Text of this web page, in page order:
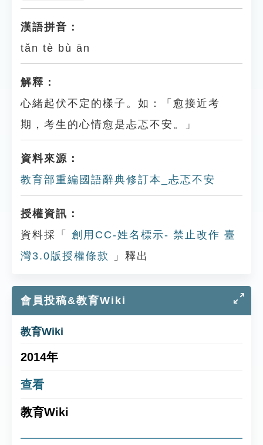
漢語拼音：
tǎn tè bù ān
解釋：
心緒起伏不定的樣子。如：「愈接近考
期，考生的心情愈是忐忑不安。」
資料來源：
教育部重編國語辭典修訂本_忐忑不安
授權資訊：
資料採「
創用CC-姓名標示- 禁止改作 臺
灣3.0版授權條款
」釋出
會員投稿&教育Wiki
教育Wiki
2014年
查看
教育Wiki